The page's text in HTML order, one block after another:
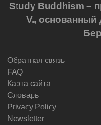
Study Buddhism –
V.,
Обратная связь
FAQ
Карта сайта
Словарь
Privacy Policy
Newsletter